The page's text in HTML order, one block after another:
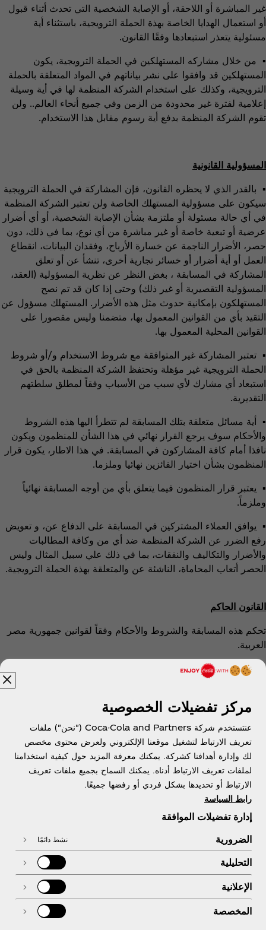
غير المباشرة أو اللاحقة، أو الإصابة الشخصية التي تحدث أثناء قبول
أو استعمال الهدايا الخاصة بهذة الحملة الترويجية، باستثناء أية
مسئولية يتعذر استبعادها وفقًا القانون.
▪ من خلال مشاركه المستهلكين في الحملة الترويجية، يكون
المستهلكين قد وافقوا على نشر بياناتهم في المواد المتعلقة بالحملة
الترويجية، وكذلك على استخدام الشركة المنظمة لها في أية وسيلة
إعلامية لفترة غير محدودة من الزمن وفي جميع أنحاء العالم.. ولن
تقوم الشركة المنظمة بدفع أية رسوم مقابل هذا الاستخدام.
المسؤولية القانونية
▪ بالقدر الذي لا يحظره القانون، فإن المشاركة في الحملة الترويجية
سيكون على مسؤولية المستهلك الخاصة ولن تعتبر الشركة المنظمة
في أي حالة مسئولة أو ملتزمة بشأن الإصابة الشخصية، أو أي أضرار
عرضية أو تبعية خاصة أو غير مباشرة من أي نوع، بما في ذلك، دون
حصر، الأضرار الناجمة عن خسارة الأرباح، وفقدان البيانات، انقطاع
العمل أو أية أضرار أو خسائر تجارية أخرى، تنشأ عن أو تعلق
المشاركة في المسابقة ، بغض النظر عن نظرية المسؤولية (العقد،
المسؤولية التقصيرية أو غير ذلك) وحتى إذا كان قد تم نصح
المستهلكون بإمكانية حدوث مثل هذه الأضرار. المستهلك مسؤول عن
التقيد بأي من القوانين المعمول بها، متضمنا وليس مقصورا على
القوانين المحلية المعمول بها.
▪ تعتبر المشاركة غير المتوافقة مع شروط الاستخدام و/أو شروط
الحملة الترويجية غير مؤهلة وتحتفظ الشركة المنظمة بالحق في
استبعاد أي مشارك لأي سبب من الأسباب وفقاً لمطلق سلطتهم
التقديرية.
▪ أية مسائل متعلقة بتلك المسابقة لم تتطرأ اليها هذه الشروط
والأحكام سوف يرجع القرار نهائي في هذا الشأن للمنظمون ويكون
نافذا أمام كافة المشاركون في المسابقة. في هذا الاطار، يكون قرار
المنظمون بشأن اختيار الفائزين نهائيا وملزما.
▪ يعتبر قرار المنظمون فيما يتعلق بأي من أوجه المسابقة نهائياً
وملزماً.
▪ يوافق العملاء المشتركين في المسابقة على الدفاع عن، و تعويض
رفع الضرر عن الشركة المنظمة ضد أي من وكافة المطالبات
والأضرار والتكاليف والنفقات، بما في ذلك علي سبيل المثال وليس
الحصر أتعاب المحاماة، الناشئة عن والمتعلقة بهذة الحملة الترويجية.
القانون الحاكم
تحكم هذه المسابقة والشروط والأحكام وفقاً لقوانين جمهورية مصر
العربية.
مصر | عربي
معلومات عنا
تحتاج مساعدة؟
مركز تفضيلات الخصوصية
عنتستخدم شركة Coca-Cola and Partners ("نحن") ملفات
تعريف الارتباط لتشغيل موقعنا الإلكتروني ولعرض محتوى مخصص
لك وإدارة أهدافنا كشركة. يمكنك معرفة المزيد حول كيفية استخدامنا
لملفات تعريف الارتباط أدناه. يمكنك السماح بجميع ملفات تعريف
الارتباط أو تحديدها بشكل فردي أو رفضها جميعًا.
رابط السياسة
إدارة تفضيلات الموافقة
الضرورية
نشط دائمًا
التحليلية
الإعلانية
المخصصة